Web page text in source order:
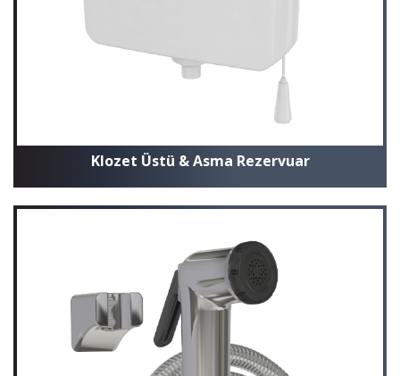
Klozet Üstü & Asma Rezervuar